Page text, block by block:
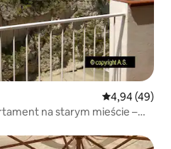
Średnia
4,94 (49)
na starym mieście –